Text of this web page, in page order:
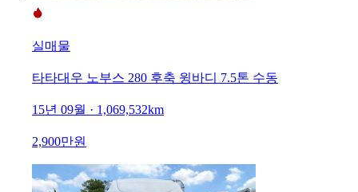
실매물
타타대우 노부스 280 후축 윙바디 7.5톤 수동
15년 09월 · 1,069,532km
2,900만원